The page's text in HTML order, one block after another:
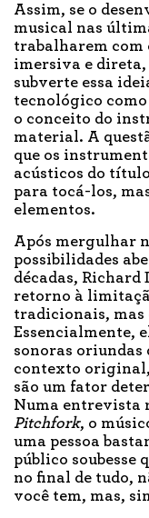
Assim, se o
musical nas
trabalharem com
imersiva e
subverte essa
tecnológico
o conceito do
material. A
que os
acústicos do
para tocá-los,
elementos.
Após mergulhar
possibilidades
décadas, Richard
retorno à
tradicionais, mas
Essencialmente,
sonoras oriundas
contexto original,
são um fator
Numa entrevista
Pitchfork, o
uma pessoa
público soubesse
no final de tudo,
você tem, mas,